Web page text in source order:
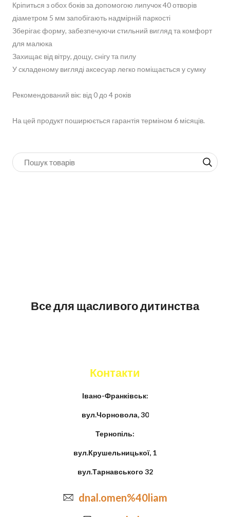
Кріпиться з обох боків за допомогою липучок 40 отворів
діаметром 5 мм запобігають надмірній паркості
Зберігає форму, забезпечуючи стильний вигляд та комфорт
для малюка
Захищає від вітру, дощу, снігу та пилу
У складеному вигляді аксесуар легко поміщається у сумку
Рекомендований вік: від 0 до 4 років
На цей продукт поширюється гарантія терміном 6 місяців.
Все для щасливого дитинства
Контакти
Івано-Франківськ:
вул.Чорновола, 30
Тернопіль:
вул.Крушельницької, 1
вул.Тарнавського 32
dnal.omen%40liam